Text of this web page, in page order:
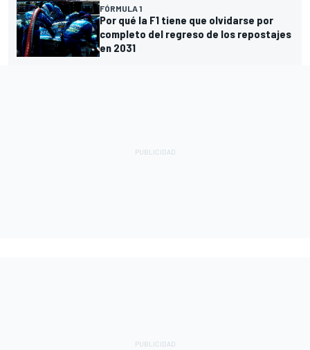
FÓRMULA 1
Por qué la F1 tiene que olvidarse por
completo del regreso de los repostajes
en 2031